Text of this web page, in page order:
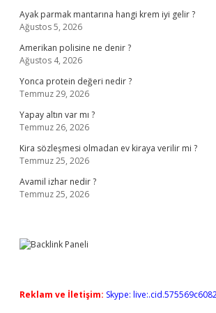
Ayak parmak mantarına hangi krem iyi gelir ?
Ağustos 5, 2026
Amerikan polisine ne denir ?
Ağustos 4, 2026
Yonca protein değeri nedir ?
Temmuz 29, 2026
Yapay altın var mı ?
Temmuz 26, 2026
Kira sözleşmesi olmadan ev kiraya verilir mi ?
Temmuz 25, 2026
Avamil izhar nedir ?
Temmuz 25, 2026
Reklam ve İletişim: Skype: